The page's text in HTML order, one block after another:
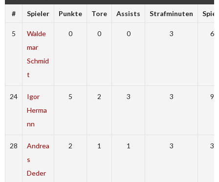
# Spieler Punkte Tore Assists Strafminuten
5
Walde
mar
Schmid
t
0 0 0 3 6
24
Igor
Herma
nn
5 2 3 3 9
28
Andrea
s
Deder
2 1 1 3 3